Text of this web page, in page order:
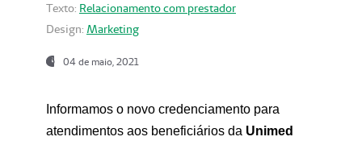
Texto: Relacionamento com prestador
Design: Marketing
04 de maio, 2021
Informamos o novo credenciamento para
atendimentos aos beneficiários da Unimed